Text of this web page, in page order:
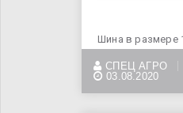
Шина в размере
экскаватора, а
СПЕЦ АГРО
03.08.2020